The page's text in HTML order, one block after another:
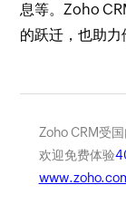
息等。Zoho
的跃迁，也助力
Zoho CRM受
欢迎免费体验